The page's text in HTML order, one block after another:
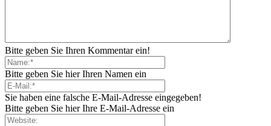
Bitte geben Sie Ihren Kommentar ein!
Bitte geben Sie hier Ihren Namen ein
Sie haben eine falsche E-Mail-Adresse eingegeben!
Bitte geben Sie hier Ihre E-Mail-Adresse ein